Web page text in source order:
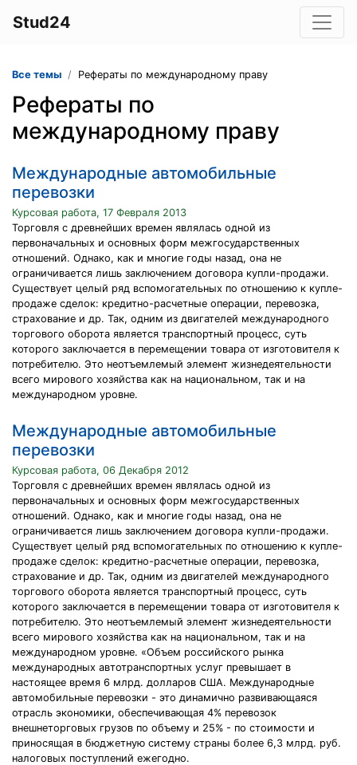
Stud24
Все темы Рефераты по международному праву
Рефераты по
международному праву
Международные автомобильные
перевозки
Курсовая работа, 17 Февраля 2013
Торговля с древнейших времен являлась одной из
первоначальных и основных форм межгосударственных
отношений. Однако, как и многие годы назад, она не
ограничивается лишь заключением договора купли-продажи.
Существует целый ряд вспомогательных по отношению к купле-
продаже сделок: кредитно-расчетные операции, перевозка,
страхование и др. Так, одним из двигателей международного
торгового оборота является транспортный процесс, суть
которого заключается в перемещении товара от изготовителя к
потребителю. Это неотъемлемый элемент жизнедеятельности
всего мирового хозяйства как на национальном, так и на
международном уровне.
Международные автомобильные
перевозки
Курсовая работа, 06 Декабря 2012
Торговля с древнейших времен являлась одной из
первоначальных и основных форм межгосударственных
отношений. Однако, как и многие годы назад, она не
ограничивается лишь заключением договора купли-продажи.
Существует целый ряд вспомогательных по отношению к купле-
продаже сделок: кредитно-расчетные операции, перевозка,
страхование и др. Так, одним из двигателей международного
торгового оборота является транспортный процесс, суть
которого заключается в перемещении товара от изготовителя к
потребителю. Это неотъемлемый элемент жизнедеятельности
всего мирового хозяйства как на национальном, так и на
международном уровне. «Объем российского рынка
международных автотранспортных услуг превышает в
настоящее время 6 млрд. долларов США. Международные
автомобильные перевозки - это динамично развивающаяся
отрасль экономики, обеспечивающая 4% перевозок
внешнеторговых грузов по объему и 25% - по стоимости и
приносящая в бюджетную систему страны более 6,3 млрд. руб.
налоговых поступлений ежегодно.